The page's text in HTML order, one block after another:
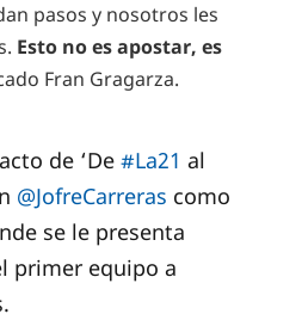
pasos y nosotros les
Esto no es apostar, es
Fran Gragarza.
de ‘De #La21 al
@JofreCarreras como
se le presenta
primer equipo a